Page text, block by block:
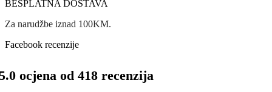
BESPLATNA DOSTAVA
Za narudžbe iznad 100KM.
Facebook recenzije
ocjena od 418 recenzija